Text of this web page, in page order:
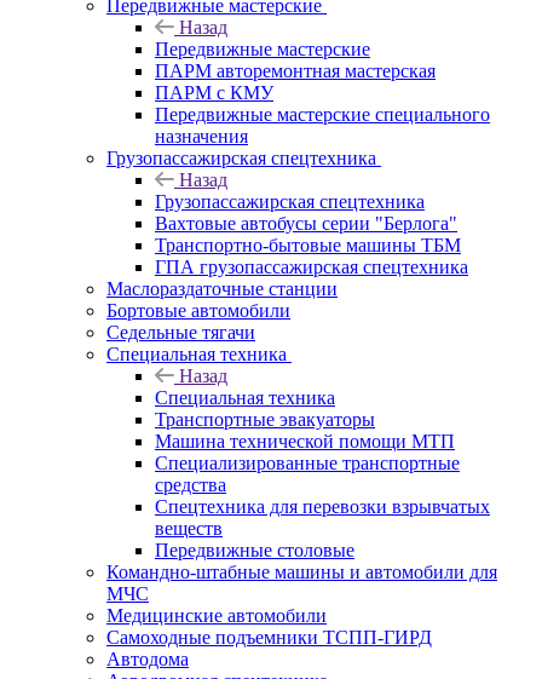
Передвижные мастерские
Назад
Передвижные мастерские
ПАРМ авторемонтная мастерская
ПАРМ с КМУ
Передвижные мастерские специального
назначения
Грузопассажирская спецтехника
Назад
Грузопассажирская спецтехника
Вахтовые автобусы серии "Берлога"
Транспортно-бытовые машины ТБМ
ГПА грузопассажирская спецтехника
Маслораздаточные станции
Бортовые автомобили
Седельные тягачи
Специальная техника
Назад
Специальная техника
Транспортные эвакуаторы
Машина технической помощи МТП
Специализированные транспортные
средства
Спецтехника для перевозки взрывчатых
веществ
Передвижные столовые
Командно-штабные машины и автомобили для
МЧС
Медицинские автомобили
Самоходные подъемники ТСПП-ГИРД
Автодома